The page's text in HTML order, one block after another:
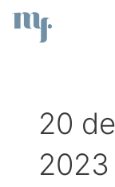
contenido
20
2023